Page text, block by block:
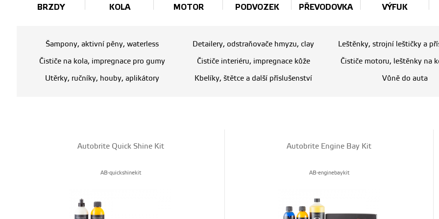
BRZDY KOLA MOTOR PODVOZEK PŘEVODOVKA VÝFUK
Šampony, aktivní pěny, waterless Detailery, odstraňovače hmyzu, clay
Leštěnky, strojní leštičky a
Čističe na kola, impregnace pro gumy
Čističe interiéru, impregnace kůže
Čističe motoru, leštěnky na
Utěrky, ručníky, houby, aplikátory
Kbelíky, štětce a další příslušenství Vůně do auta
Autobrite Quick Shine Kit
AB-quickshinekit
Autobrite Engine Bay Kit
AB-enginebaykit